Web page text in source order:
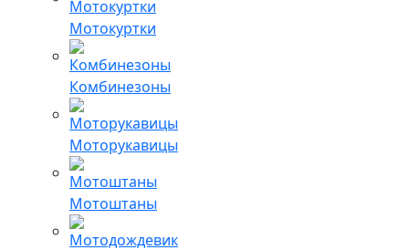
Мотокуртки
Комбинезоны
Моторукавицы
Мотоштаны